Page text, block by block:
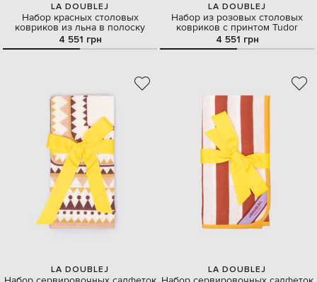
LA DOUBLEJ
Набор красных столовых
ковриков из льна в полоску
4 551 грн
LA DOUBLEJ
Набор из розовых столовых
ковриков с принтом Tudor
4 551 грн
LA DOUBLEJ LA DOUBLEJ